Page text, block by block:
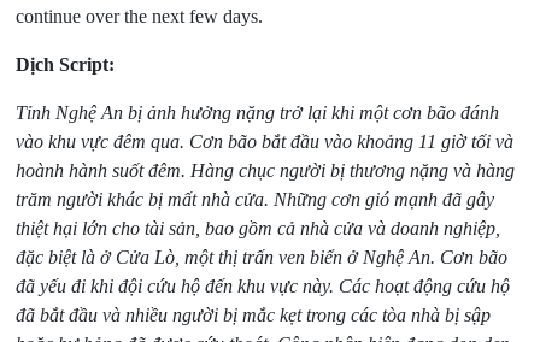
continue over the next few days.
Dịch Script:
Tỉnh Nghệ An bị ảnh hưởng nặng trở lại khi một cơn bão đánh
vào khu vực đêm qua. Cơn bão bắt đầu vào khoảng 11 giờ tối và
hoành hành suốt đêm. Hàng chục người bị thương nặng và hàng
trăm người khác bị mất nhà cửa. Những cơn gió mạnh đã gây
thiệt hại lớn cho tài sản, bao gồm cả nhà cửa và doanh nghiệp,
đặc biệt là ở Cửa Lò, một thị trấn ven biển ở Nghệ An. Cơn bão
đã yếu đi khi đội cứu hộ đến khu vực này. Các hoạt động cứu hộ
đã bắt đầu và nhiều người bị mắc kẹt trong các tòa nhà bị sập